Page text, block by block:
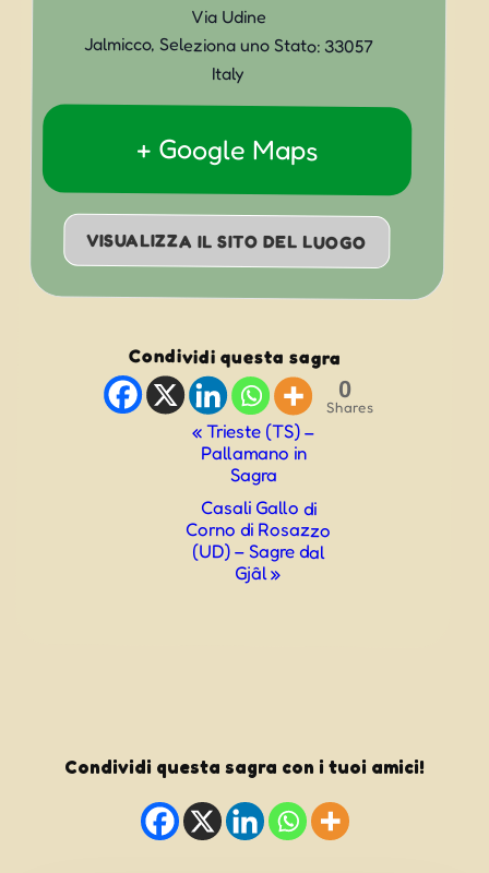
Via Udine
Jalmicco, Seleziona uno Stato: 33057
Italy
+ Google Maps
VISUALIZZA IL SITO DEL LUOGO
Condividi questa sagra
0
Shares
«Trieste (TS) –
Pallamano in
Sagra
Casali Gallo di
Corno di Rosazzo
(UD) – Sagre dal
Gjâl»
Condividi questa sagra con i tuoi amici!